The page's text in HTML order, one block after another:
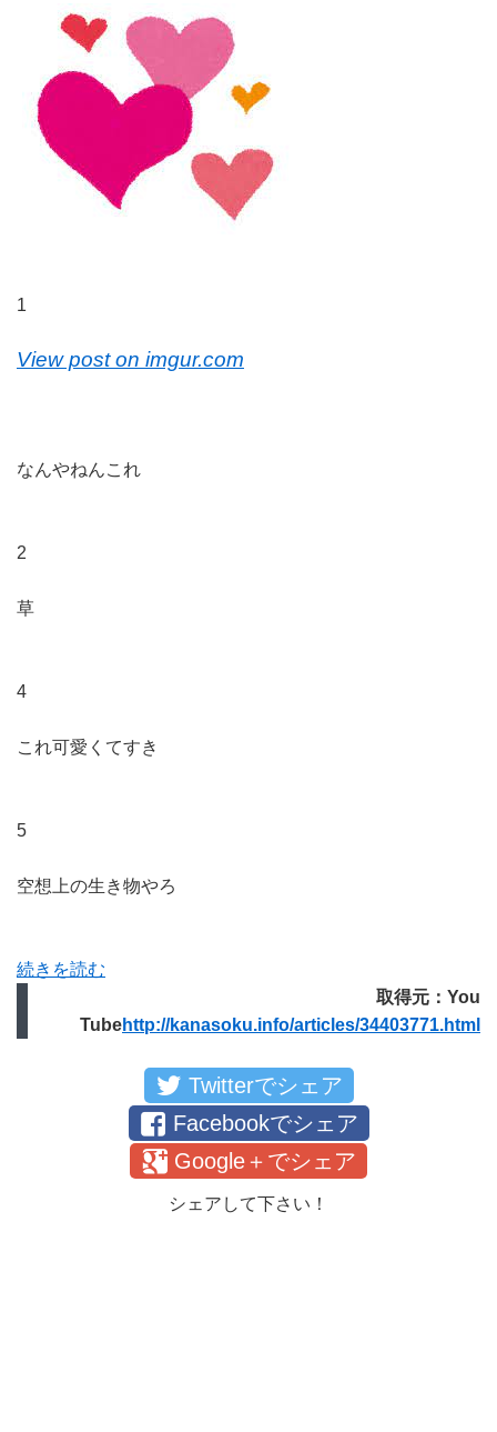
1
View post on imgur.com
なんやねんこれ
2
草
4
これ可愛くてすき
5
空想上の生き物やろ
続きを読む
取得元：You
Tubehttp://kanasoku.info/articles/34403771.html
Twitterでシェア
Facebookでシェア
Google＋でシェア
シェアして下さい！